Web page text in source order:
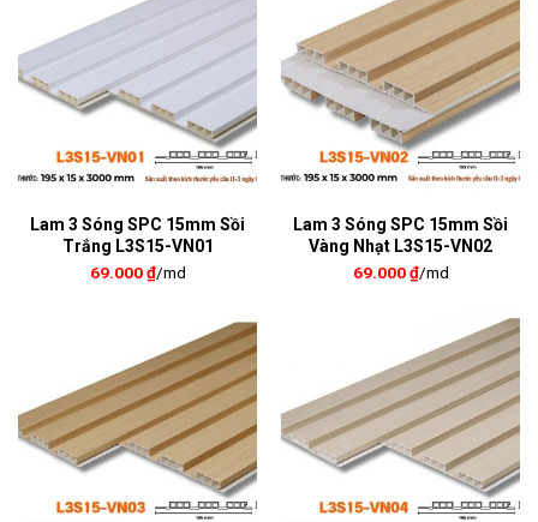
Lam 3 Sóng SPC 15mm Sồi
Trắng L3S15-VN01
69.000₫/md
Lam 3 Sóng SPC 15mm Sồi
Vàng Nhạt L3S15-VN02
69.000₫/md